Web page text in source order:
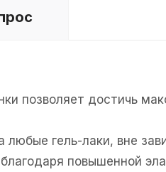
позволяет достичь
гель-лаки, вне
повышенной